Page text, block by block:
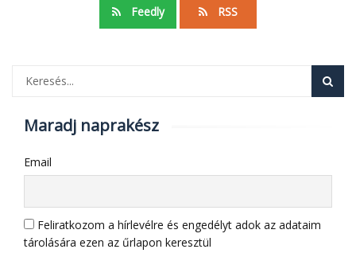
Feedly RSS
Maradj naprakész
Email
Feliratkozom a hírlevélre és engedélyt adok az adataim
tárolására ezen az űrlapon keresztül